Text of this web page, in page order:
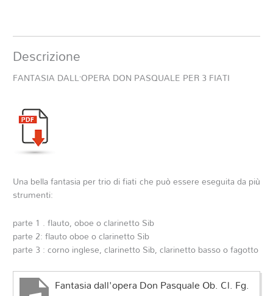
Descrizione
FANTASIA DALL’OPERA DON PASQUALE PER 3 FIATI
Una bella fantasia per trio di fiati che può essere eseguita da più
strumenti:
parte 1 . flauto, oboe o clarinetto Sib
parte 2: flauto oboe o clarinetto Sib
parte 3 : corno inglese, clarinetto Sib, clarinetto basso o fagotto
Fantasia dall'opera Don Pasquale Ob. Cl. Fg.